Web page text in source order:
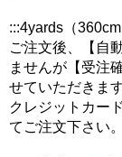
:::4yards（
ご注文後、【自
ませんが【受注
せていただきます
クレジットカー
てご注文下さい。